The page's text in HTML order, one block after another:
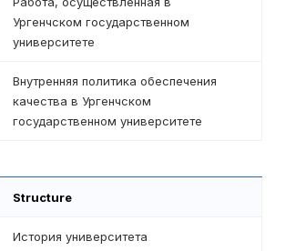
Ургенчском государственном
университете
Внутренняя политика обеспечения
качества в Ургенчском
государственном университете
Structure
История университета